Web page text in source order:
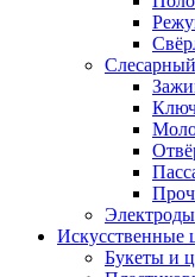
Электроды
Искусственные
Букеты и